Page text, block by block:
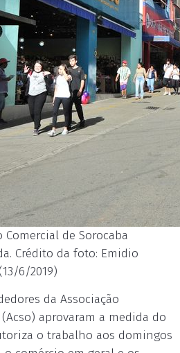
Comercial de Sorocaba
Crédito da foto: Emidio
6/2019)
da Associação
aprovaram a medida do
o trabalho aos domingos